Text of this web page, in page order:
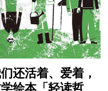
还活着、爱着，
绘本「轻读哲